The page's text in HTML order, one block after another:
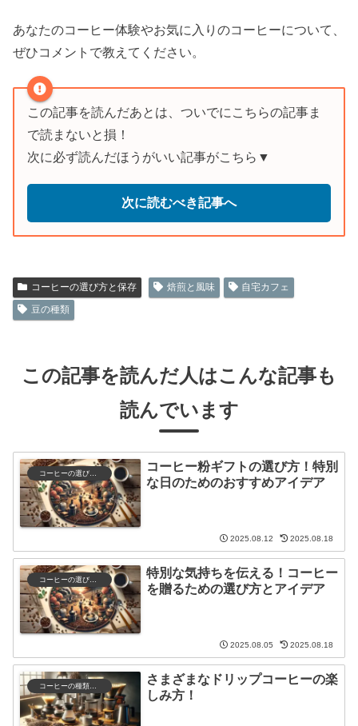
あなたのコーヒー体験やお気に入りのコーヒーについて、
ぜひコメントで教えてください。
この記事を読んだあとは、ついでにこちらの記事ま
で読まないと損！
次に必ず読んだほうがいい記事がこちら▼
次に読むべき記事へ
コーヒーの選び方と保存 焙煎と風味
自宅カフェ
豆の種類
この記事を読んだ人はこんな記事も
読んでいます
コーヒー粉ギフトの選び方！特別
な日のためのおすすめアイデア
2025.08.12 2025.08.18
特別な気持ちを伝える！コーヒー
を贈るための選び方とアイデア
2025.08.05 2025.08.18
さまざまなドリップコーヒーの楽
しみ方！